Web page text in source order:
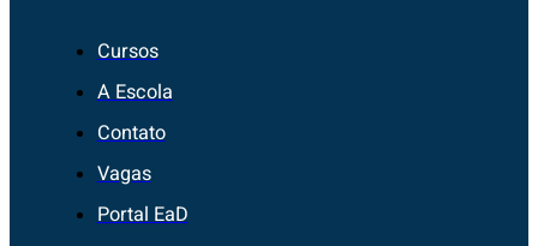
Cursos
A Escola
Contato
Vagas
Portal EaD